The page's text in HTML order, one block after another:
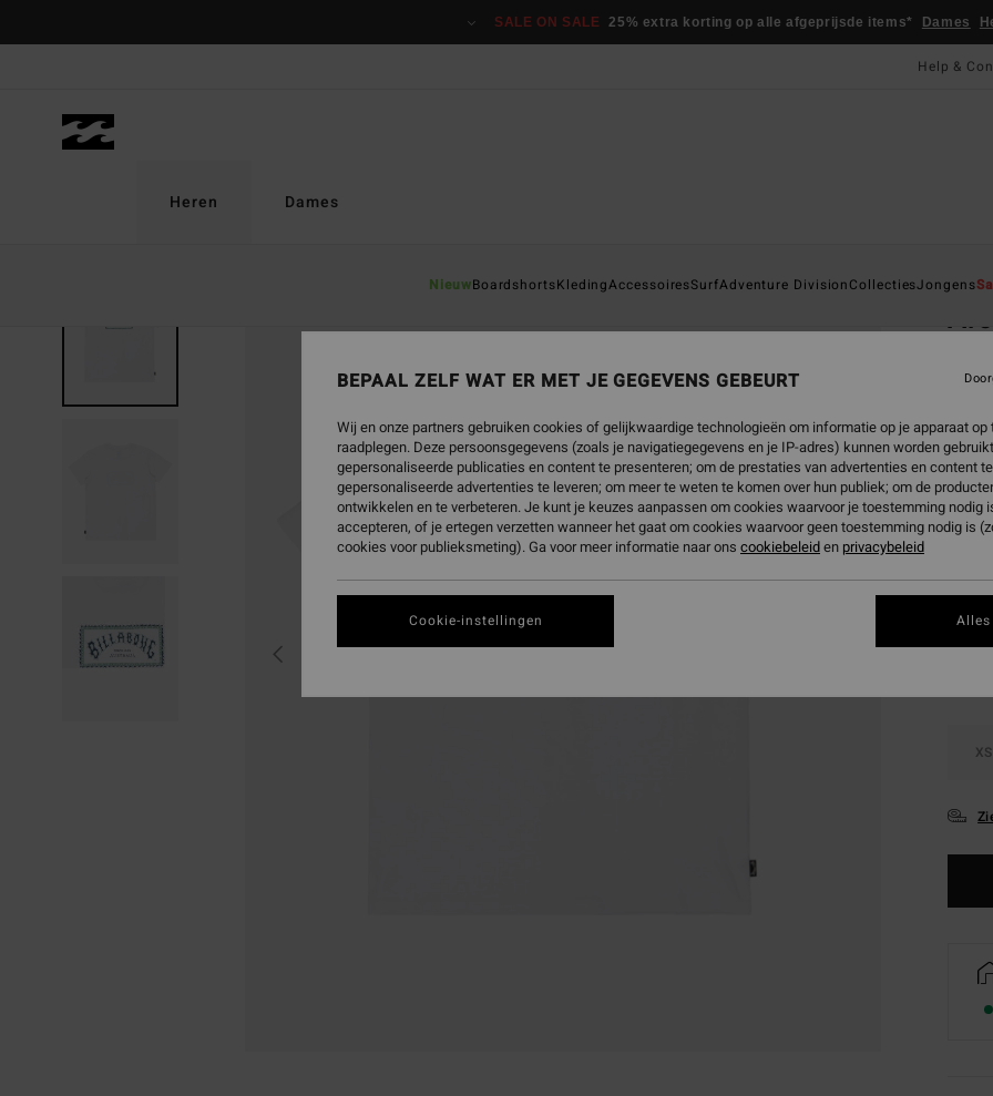
SALE ON SALE 25% extra korting op alle afgeprijsde items* Dames
Help &
Heren
NieuwBoardshortsKledingAccessoiresSurfAdventure DivisionCollectiesJongens
Dames
€
€
SALE
SALE
XS
BEPAAL ZELF WAT ER MET JE GEGEVENS GEBEURT
Wij en onze partners gebruiken cookies of gelijkwaardige technologieën om informatie op je apparaat
raadplegen. Deze persoonsgegevens (zoals je navigatiegegevens en je IP-adres) kunnen worden
gepersonaliseerde publicaties en content te presenteren; om de prestaties van advertenties en content
gepersonaliseerde advertenties te leveren; om meer te weten te komen over hun publiek; om de
ontwikkelen en te verbeteren. Je kunt je keuzes aanpassen om cookies waarvoor je toestemming nodig
accepteren, of je ertegen verzetten wanneer het gaat om cookies waarvoor geen toestemming nodig is
cookies voor publieksmeting). Ga voor meer informatie naar ons cookiebeleiden privacybeleid
Cookie-instellingen